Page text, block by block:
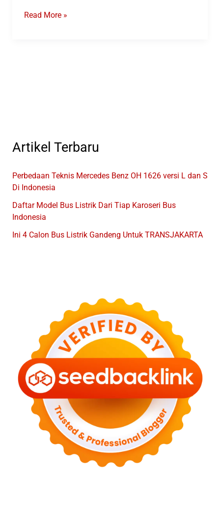
Bagaimana
Read More »
Artikel Terbaru
Perbedaan Teknis Mercedes Benz OH 1626 versi L dan S
Di Indonesia
Daftar Model Bus Listrik Dari Tiap Karoseri Bus
Indonesia
Ini 4 Calon Bus Listrik Gandeng Untuk TRANSJAKARTA